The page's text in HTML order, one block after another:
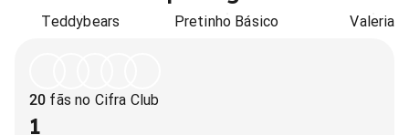
Teddybears Pretinho Básico Valeria
20 fãs no Cifra Club
1